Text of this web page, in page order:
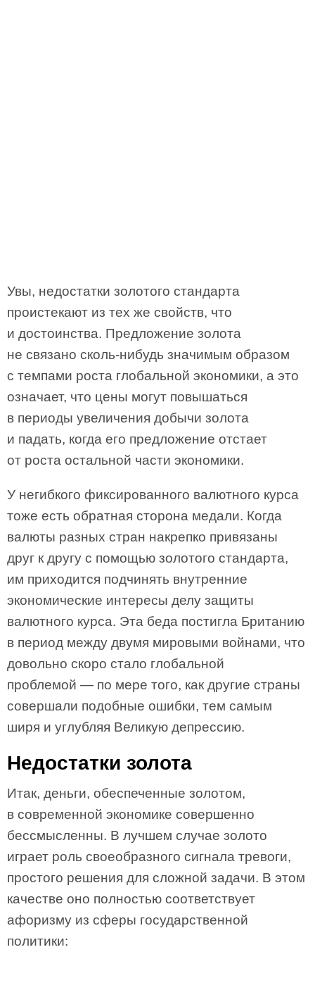
Увы, недостатки золотого стандарта
проистекают из тех же свойств, что
и достоинства. Предложение золота
не связано сколь-нибудь значимым образом
с темпами роста глобальной экономики, а это
означает, что цены могут повышаться
в периоды увеличения добычи золота
и падать, когда его предложение отстает
от роста остальной части экономики.
У негибкого фиксированного валютного курса
тоже есть обратная сторона медали. Когда
валюты разных стран накрепко привязаны
друг к другу с помощью золотого стандарта,
им приходится подчинять внутренние
экономические интересы делу защиты
валютного курса. Эта беда постигла Британию
в период между двумя мировыми войнами, что
довольно скоро стало глобальной
проблемой — по мере того, как другие страны
совершали подобные ошибки, тем самым
ширя и углубляя Великую депрессию.
Недостатки золота
Итак, деньги, обеспеченные золотом,
в современной экономике совершенно
бессмысленны. В лучшем случае золото
играет роль своеобразного сигнала тревоги,
простого решения для сложной задачи. В этом
качестве оно полностью соответствует
афоризму из сферы государственной
политики: